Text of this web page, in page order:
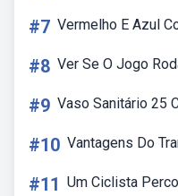
#7 Vermelho E Azul
#8 Ver Se O Jogo
#9 Vaso Sanitário 25
#10 Vantagens Do
#11 Um Ciclista